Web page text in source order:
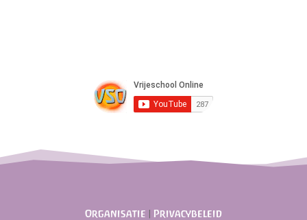
Organisatie | Privacybeleid